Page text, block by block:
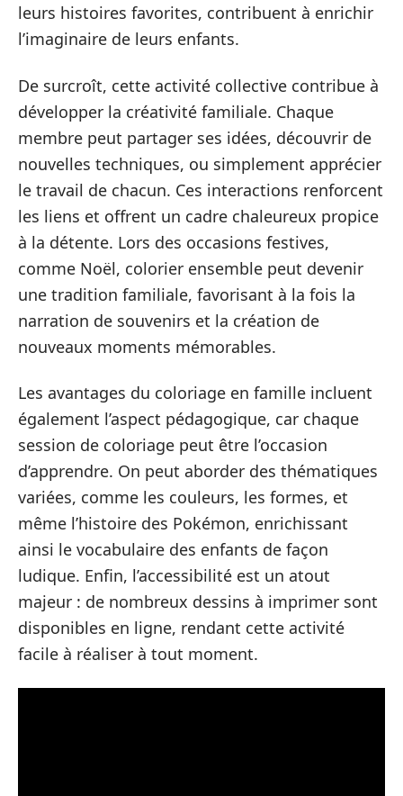
leurs histoires favorites, contribuent à enrichir
l’imaginaire de leurs enfants.
De surcroît, cette activité collective contribue à
développer la créativité familiale. Chaque
membre peut partager ses idées, découvrir de
nouvelles techniques, ou simplement apprécier
le travail de chacun. Ces interactions renforcent
les liens et offrent un cadre chaleureux propice
à la détente. Lors des occasions festives,
comme Noël, colorier ensemble peut devenir
une tradition familiale, favorisant à la fois la
narration de souvenirs et la création de
nouveaux moments mémorables.
Les avantages du coloriage en famille incluent
également l’aspect pédagogique, car chaque
session de coloriage peut être l’occasion
d’apprendre. On peut aborder des thématiques
variées, comme les couleurs, les formes, et
même l’histoire des Pokémon, enrichissant
ainsi le vocabulaire des enfants de façon
ludique. Enfin, l’accessibilité est un atout
majeur : de nombreux dessins à imprimer sont
disponibles en ligne, rendant cette activité
facile à réaliser à tout moment.